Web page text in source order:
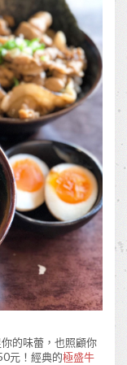
的味蕾，也照顧你
元！經典的極盛牛